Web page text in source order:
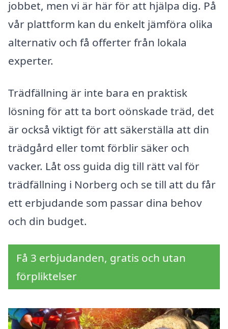
jobbet, men vi är här för att hjälpa dig. På
vår plattform kan du enkelt jämföra olika
alternativ och få offerter från lokala
experter.
Trädfällning är inte bara en praktisk
lösning för att ta bort oönskade träd, det
är också viktigt för att säkerställa att din
trädgård eller tomt förblir säker och
vacker. Låt oss guida dig till rätt val för
trädfällning i Norberg och se till att du får
ett erbjudande som passar dina behov
och din budget.
Få 3 erbjudanden, gratis och utan
förpliktelser